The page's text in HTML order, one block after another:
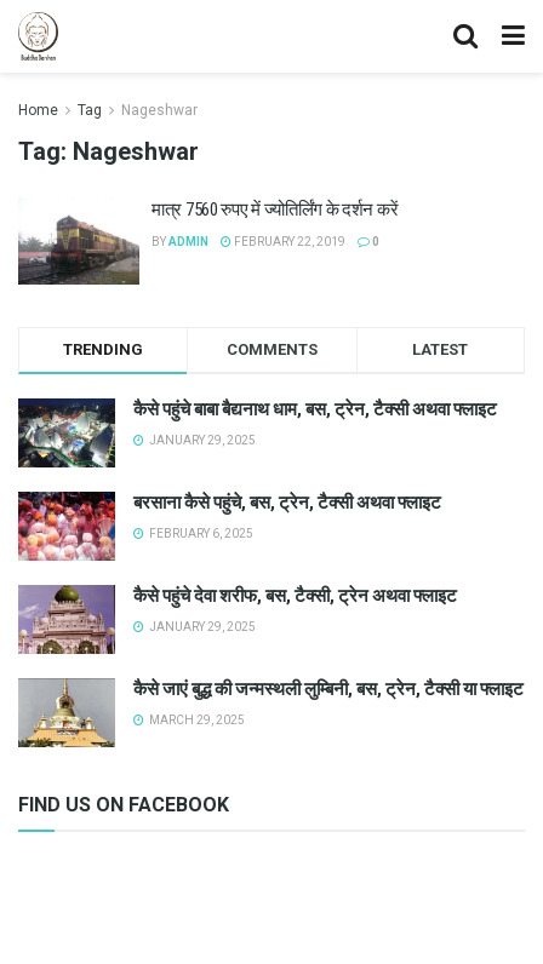
Home Tag Nageshwar
Tag: Nageshwar
मात्र 7560 रुपए में ज्योतिर्लिंग के दर्शन करें
BYADMIN FEBRUARY 22, 2019 0
TRENDING COMMENTS LATEST
कैसे पहुंचे बाबा बैद्यनाथ धाम, बस, ट्रेन, टैक्सी अथवा फ्लाइट
JANUARY 29, 2025
बरसाना कैसे पहुंचे, बस, ट्रेन, टैक्सी अथवा फ्लाइट
FEBRUARY 6, 2025
कैसे पहुंचे देवा शरीफ, बस, टैक्सी, ट्रेन अथवा फ्लाइट
JANUARY 29, 2025
कैसे जाएं बुद्ध की जन्मस्थली लुम्बिनी, बस, ट्रेन, टैक्सी या फ्लाइट
MARCH 29, 2025
FIND US ON FACEBOOK